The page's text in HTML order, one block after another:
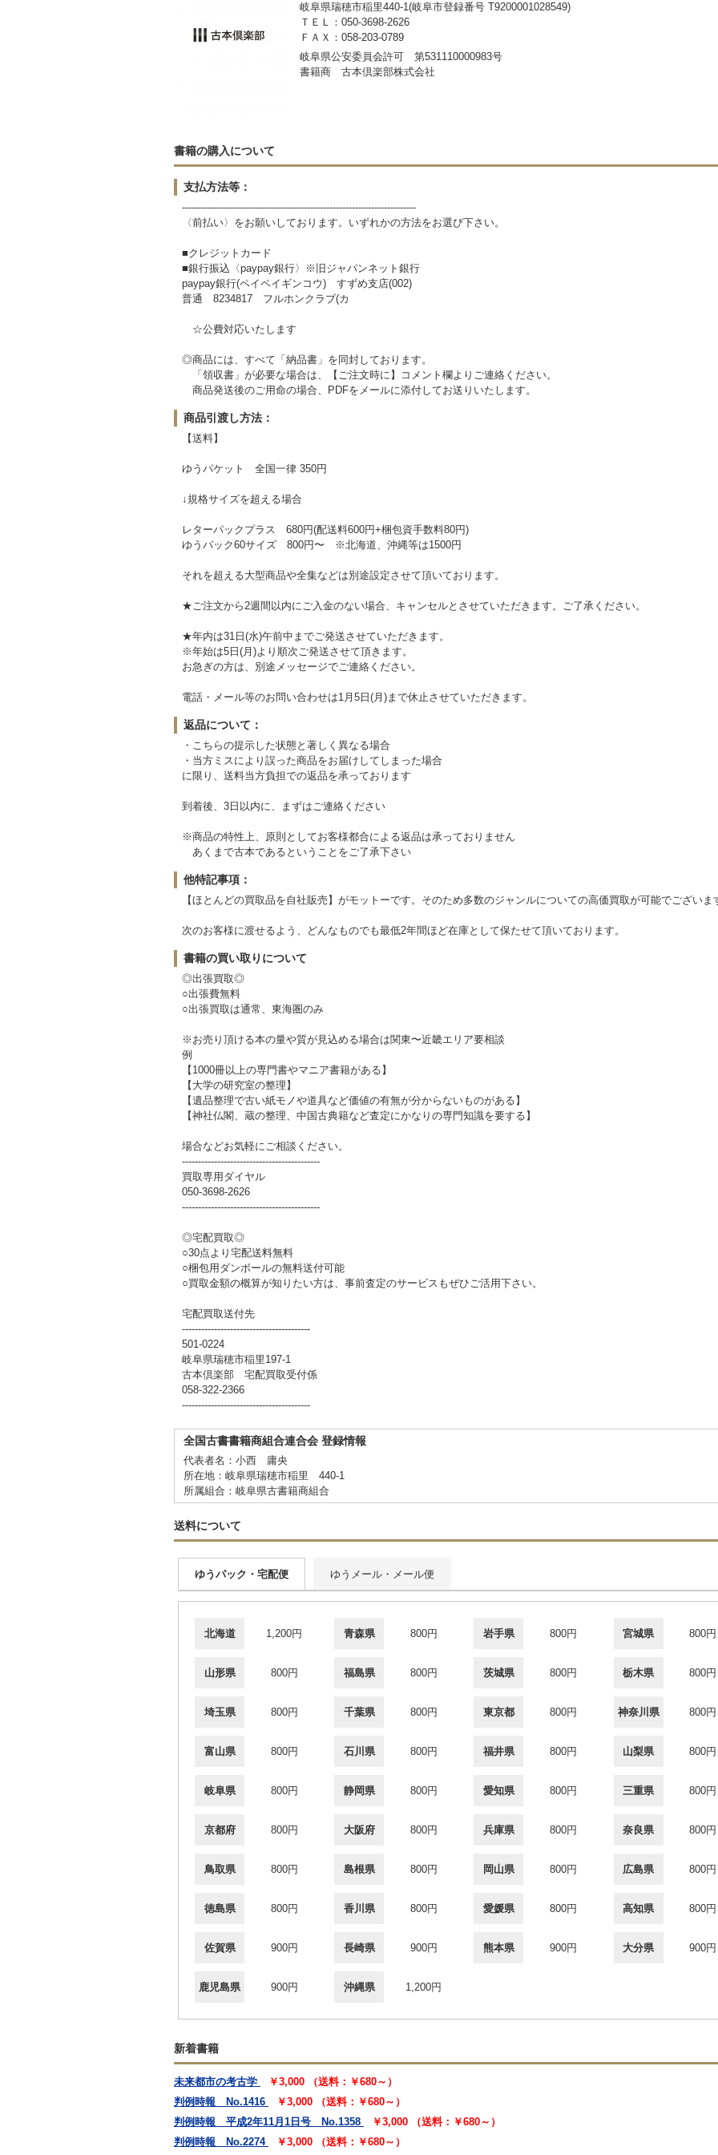
岐阜県瑞穂市稲里440-1(岐阜市登録番号 T9200001028549)
ＴＥＬ：050-3698-2626
ＦＡＸ：058-203-0789
岐阜県公安委員会許可 第531110000983号
書籍商 古本倶楽部株式会社
書籍の購入について
支払方法等：
-------------------------------------------------------------------------
〈前払い〉をお願いしております。いずれかの方法をお選び下さい。
■クレジットカード
■銀行振込〈paypay銀行〉※旧ジャパンネット銀行
paypay銀行(ペイペイギンコウ) すずめ支店(002)
普通 8234817 フルホンクラブ(カ
☆公費対応いたします
◎商品には、すべて「納品書」を同封しております。
「領収書」が必要な場合は、【ご注文時に】コメント欄よりご連絡ください。
商品発送後のご用命の場合、PDFをメールに添付してお送りいたします。
商品引渡し方法：
【送料】
ゆうパケット 全国一律 350円
↓規格サイズを超える場合
レターパックプラス 680円(配送料600円+梱包資手数料80円)
ゆうパック60サイズ 800円〜 ※北海道、沖縄等は1500円
それを超える大型商品や全集などは別途設定させて頂いております。
★ご注文から2週間以内にご入金のない場合、キャンセルとさせていただきます。ご了承ください。
★年内は31日(水)午前中までご発送させていただきます。
※年始は5日(月)より順次ご発送させて頂きます。
お急ぎの方は、別途メッセージでご連絡ください。
電話・メール等のお問い合わせは1月5日(月)まで休止させていただきます。
返品について：
・こちらの提示した状態と著しく異なる場合
・当方ミスにより誤った商品をお届けしてしまった場合
に限り、送料当方負担での返品を承っております
到着後、3日以内に、まずはご連絡ください
※商品の特性上、原則としてお客様都合による返品は承っておりません
あくまで古本であるということをご了承下さい
他特記事項：
【ほとんどの買取品を自社販売】がモットーです。そのため多数のジャンルについての高価買取が可能でございま
次のお客様に渡せるよう、どんなものでも最低2年間ほど在庫として保たせて頂いております。
書籍の買い取りについて
◎出張買取◎
○出張費無料
○出張買取は通常、東海圏のみ
※お売り頂ける本の量や質が見込める場合は関東〜近畿エリア要相談
例
【1000冊以上の専門書やマニア書籍がある】
【大学の研究室の整理】
【遺品整理で古い紙モノや道具など価値の有無が分からないものがある】
【神社仏閣、蔵の整理、中国古典籍など査定にかなりの専門知識を要する】
場合などお気軽にご相談ください。
-------------------------------------------
買取専用ダイヤル
050-3698-2626
-------------------------------------------
◎宅配買取◎
○30点より宅配送料無料
○梱包用ダンボールの無料送付可能
○買取金額の概算が知りたい方は、事前査定のサービスもぜひご活用下さい。
宅配買取送付先
----------------------------------------
501-0224
岐阜県瑞穂市稲里197-1
古本倶楽部 宅配買取受付係
058-322-2366
----------------------------------------
全国古書書籍商組合連合会 登録情報
代表者名：小西 庸央
所在地：岐阜県瑞穂市稲里 440-1
所属組合：岐阜県古書籍商組合
送料について
ゆうパック・宅配便 ゆうメール・メール便
北海道 1,200円 青森県 800円 岩手県 800円 宮城県 800円
山形県 800円 福島県 800円 茨城県 800円 栃木県 800円
埼玉県 800円 千葉県 800円 東京都 800円 神奈川県 800円
富山県 800円 石川県 800円 福井県 800円 山梨県 800円
岐阜県 800円 静岡県 800円 愛知県 800円 三重県 800円
京都府 800円 大阪府 800円 兵庫県 800円 奈良県 800円
鳥取県 800円 島根県 800円 岡山県 800円 広島県 800円
徳島県 800円 香川県 800円 愛媛県 800円 高知県 800円
佐賀県 900円 長崎県 900円 熊本県 900円 大分県 900円
鹿児島県 900円 沖縄県 1,200円
新着書籍
未来都市の考古学
￥3,000 （送料：￥680～）
判例時報 No.1416
￥3,000 （送料：￥680～）
判例時報 平成2年11月1日号 No.1358
￥3,000 （送料：￥680～）
判例時報 No.2274
￥3,000 （送料：￥680～）